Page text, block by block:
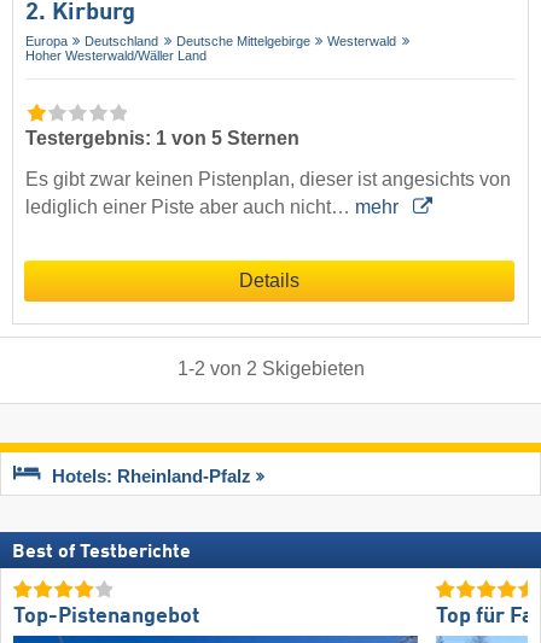
2. Kirburg
Europa Deutschland Deutsche Mittelgebirge
Westerwald
Hoher Westerwald/​Wäller Land
Testergebnis: 1 von 5 Sternen
Es gibt zwar keinen Pistenplan, dieser ist angesichts von
lediglich einer Piste aber auch nicht… mehr
Details
1-2 von 2 Skigebieten
Hotels: Rheinland-Pfalz
Best of Testberichte
Top-Pistenangebot Top für